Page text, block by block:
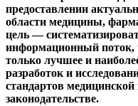
предоставлении
области медицины,
цель —
информационный поток,
только лучшее и
разработок и
стандартов
законодательстве.